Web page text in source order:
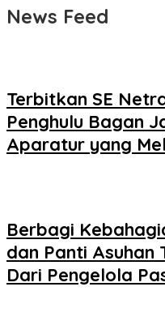
News Feed
Terbitkan SE
Penghulu Bagan
Aparatur yang
Berbagi
dan Panti Asuhan
Dari Pengelola